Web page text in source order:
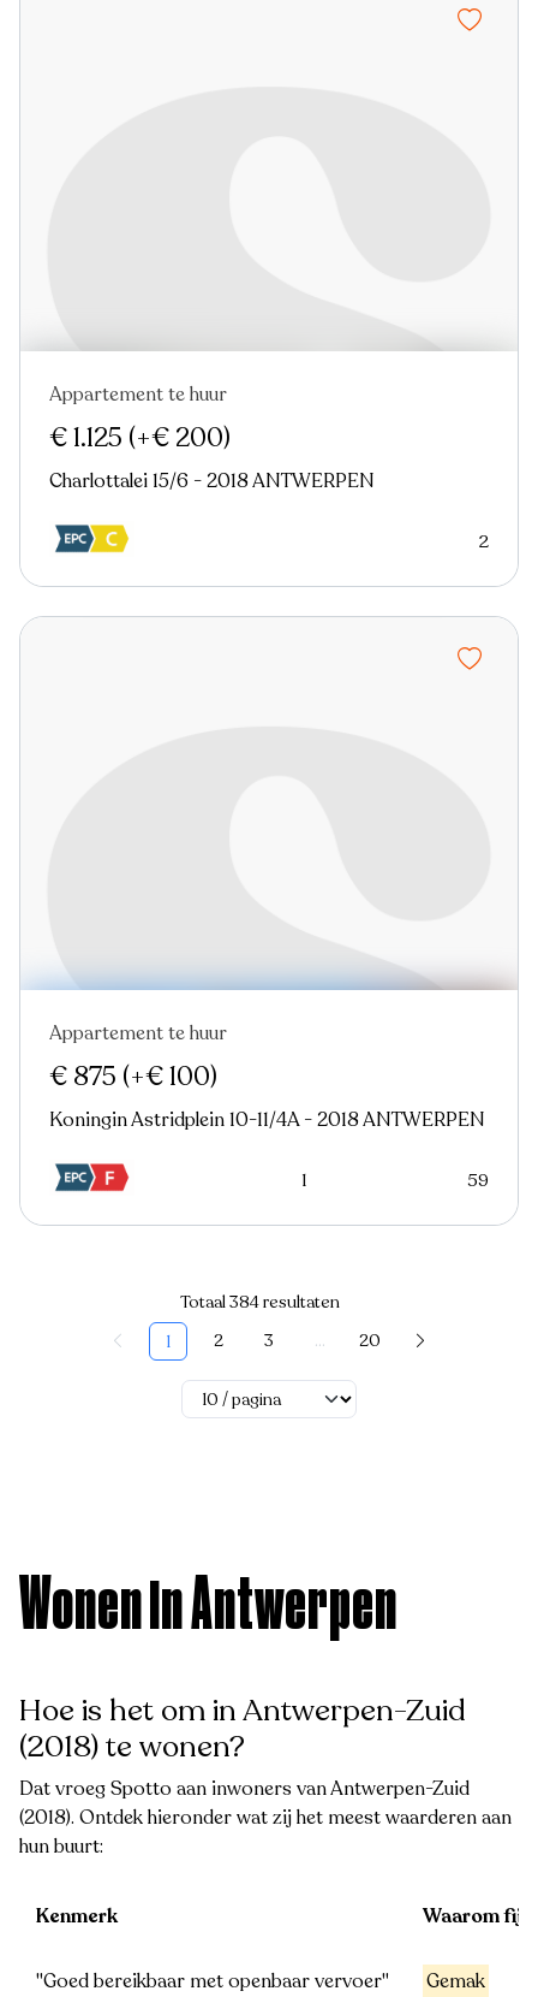
Nieuw
Appartement te huur
€ 1.125 (+€ 200)
Charlottalei 15/6 - 2018 ANTWERPEN
2
Nieuw
Appartement te huur
€ 875 (+€ 100)
Koningin Astridplein 10-11/4A - 2018 ANTWERPEN
1 59
Totaal 384 resultaten
1
2 3 ... 20
Wonen in Antwerpen
Hoe is het om in Antwerpen-Zuid
(2018) te wonen?
Dat vroeg Spotto aan inwoners van Antwerpen-Zuid
(2018). Ontdek hieronder wat zij het meest waarderen aan
hun buurt:
Kenmerk Waarom
"Goed bereikbaar met openbaar vervoer" Gemak